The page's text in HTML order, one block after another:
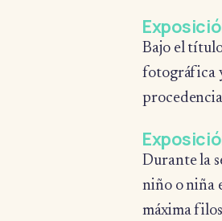
Bajo el
fotográfica
Durante la
niño o niña
máxima